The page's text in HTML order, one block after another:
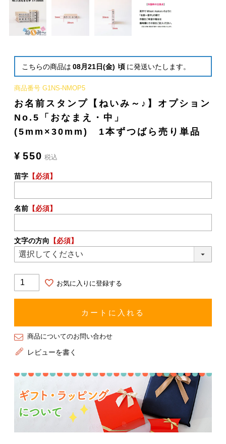
こちらの商品は 08月21日(金) 頃 に発送いたします。
商品番号 G1NS-NMOP5
お名前スタンプ【ねいみ～♪】オプション
No.5「おなまえ・中」
(5mm×30mm) 1本ずつばら売り単品
¥ 550 税込
苗字 【必須】
名前 【必須】
文字の方向 【必須】
お気に入りに登録する
カートに入れる
商品についてのお問い合わせ
レビューを書く